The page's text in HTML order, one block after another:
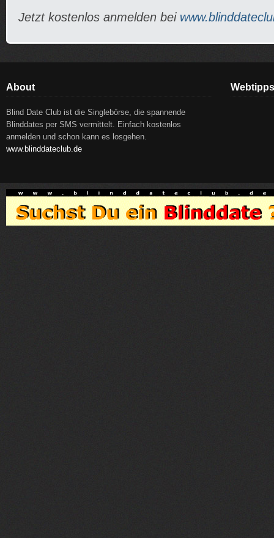
Jetzt kostenlos anmelden bei
About
Blind Date Club ist die Singlebörse, die spannende
Blinddates per SMS vermittelt. Einfach kostenlos
anmelden und schon kann es losgehen.
www.blinddateclub.de
Webtipps